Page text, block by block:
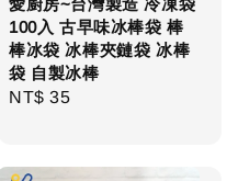
愛廚房~台灣製造 冷凍袋
100入 古早味冰棒袋 棒
棒冰袋 冰棒夾鏈袋 冰棒
袋 自製冰棒
Regular
NT$ 35